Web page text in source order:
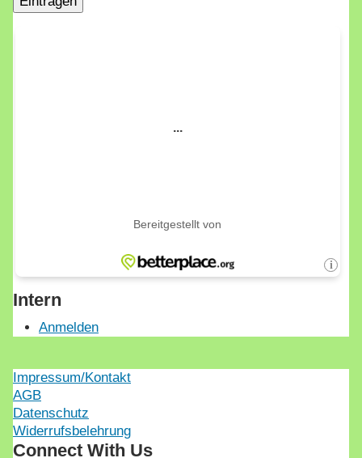
Intern
Anmelden
Impressum/Kontakt
AGB
Datenschutz
Widerrufsbelehrung
Connect With Us